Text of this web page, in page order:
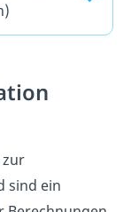
zur
sind ein